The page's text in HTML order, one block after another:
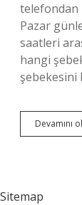
telefondan
Pazar
saatleri
hangi
şebekesini
Devamını
Sitemap